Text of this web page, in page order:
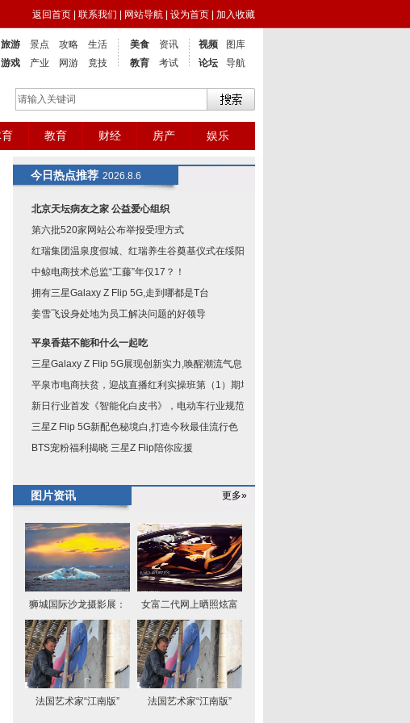
返回首页 联系我们 网站导航 设为首页 加入收藏
旅游 景点 攻略
生活
游戏
产业 网游 竟技
美食
资讯
教育
考试
视频
图库
论坛
导航
教育 财经 房产 娱乐
今日热点推荐 2026.8.6
北京天坛病友之家 公益爱心组织
第六批520家网站公布举报受理方式
红瑞集团温泉度假城、红瑞养生谷奠基仪式在绥阳举
中鲸电商技术总监“工藤”年仅17？！
拥有三星Galaxy Z Flip 5G,走到哪都是T台
姜雪飞设身处地为员工解决问题的好领导
平泉香菇不能和什么一起吃
三星Galaxy Z Flip 5G展现创新实力,唤醒潮流气息
平泉市电商扶贫，迎战直播红利实操班第（1）期培
新日行业首发《智能化白皮书》，电动车行业规范已
三星Z Flip 5G新配色秘境白,打造今秋最佳流行色
BTS宠粉福利揭晓 三星Z Flip陪你应援
图片资讯 更多»
狮城国际沙龙摄影展： 女富二代网上晒照炫富
法国艺术家“江南版” 法国艺术家“江南版”